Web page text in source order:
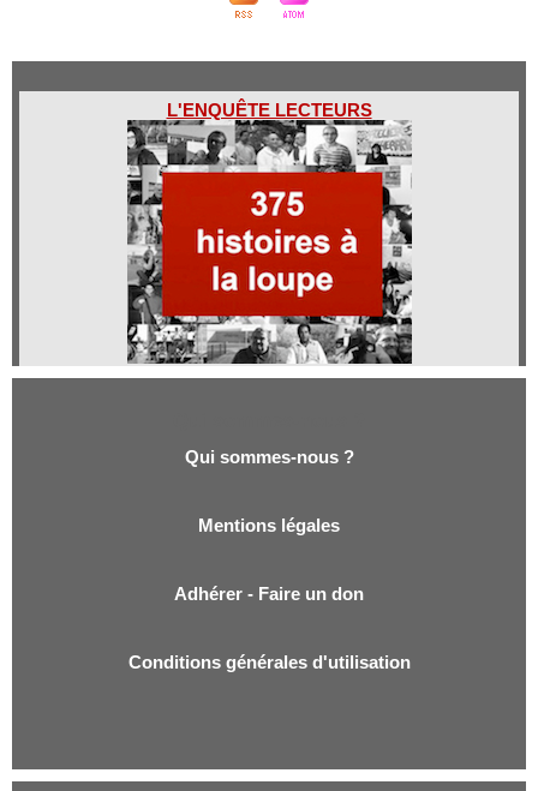
L'ENQUÊTE LECTEURS
Qui sommes-nous ?
Mentions légales
Adhérer - Faire un don
Conditions générales d'utilisation